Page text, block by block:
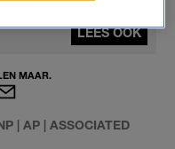
LEES OOK
MAAR.
| AP | ASSOCIATED